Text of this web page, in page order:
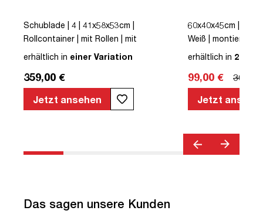
Schublade | 4 | 41x58x53cm |
Rollcontainer | mit Rollen | mit
Schubladen | mit Griff | Abschließbar |
Sicherheit | TÜV© mobiles Arbeiten |
erhältlich in einer Variation
359,00 €
Jetzt ansehen
60x40x45cm |
Weiß | montiert |
erhältlich in 2
99,00 €
Jetzt
Das sagen unsere Kunden